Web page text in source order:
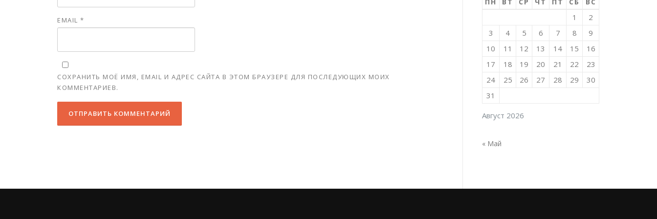
EMAIL *
СОХРАНИТЬ МОЁ ИМЯ, EMAIL И АДРЕС САЙТА В ЭТОМ БРАУЗЕРЕ ДЛЯ ПОСЛЕДУЮЩИХ МОИХ
КОММЕНТАРИЕВ.
Август 2026
ПН ВТ СР ЧТ ПТ СБ ВС
1
2
3
4 5 6 7 8
9
10
11 12 13 14 15
16
17
18 19 20 21 22
23
24
25 26 27 28 29
30
31
« Май